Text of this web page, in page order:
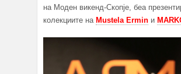
на Моден викенд-Скопје, беа
колекциите на Mustela Ermin и